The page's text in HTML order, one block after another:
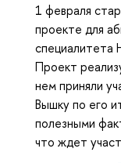
1 февраля
проекте для
Проект
нем приняли
Вышку по его
полезными
что ждет